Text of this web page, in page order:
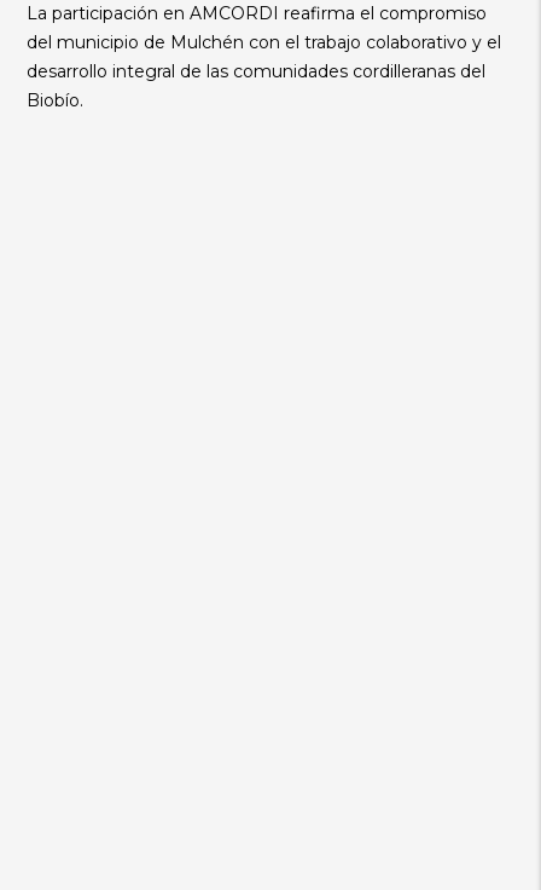
La participación en AMCORDI reafirma el compromiso
del municipio de Mulchén con el trabajo colaborativo y el
desarrollo integral de las comunidades cordilleranas del
Biobío.